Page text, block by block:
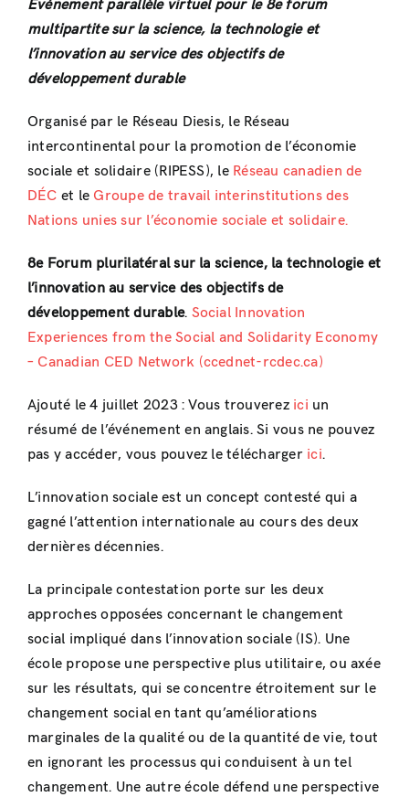
Événement parallèle virtuel pour le 8e forum
multipartite sur la science, la technologie et
l’innovation au service des objectifs de
développement durable
Organisé par le Réseau Diesis, le Réseau
intercontinental pour la promotion de l’économie
sociale et solidaire (RIPESS), le Réseau canadien de
DÉC et le Groupe de travail interinstitutions des
Nations unies sur l’économie sociale et solidaire.
8e Forum plurilatéral sur la science, la technologie et
l’innovation au service des objectifs de
développement durable. Social Innovation
Experiences from the Social and Solidarity Economy
– Canadian CED Network (ccednet-rcdec.ca)
Ajouté le 4 juillet 2023 : Vous trouverez ici un
résumé de l’événement en anglais. Si vous ne pouvez
pas y accéder, vous pouvez le télécharger ici.
L’innovation sociale est un concept contesté qui a
gagné l’attention internationale au cours des deux
dernières décennies.
La principale contestation porte sur les deux
approches opposées concernant le changement
social impliqué dans l’innovation sociale (IS). Une
école propose une perspective plus utilitaire, ou axée
sur les résultats, qui se concentre étroitement sur le
changement social en tant qu’améliorations
marginales de la qualité ou de la quantité de vie, tout
en ignorant les processus qui conduisent à un tel
changement. Une autre école défend une perspective